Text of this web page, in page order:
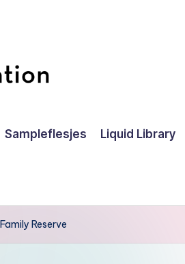
Sampleflesjes Liquid Library
Reserve